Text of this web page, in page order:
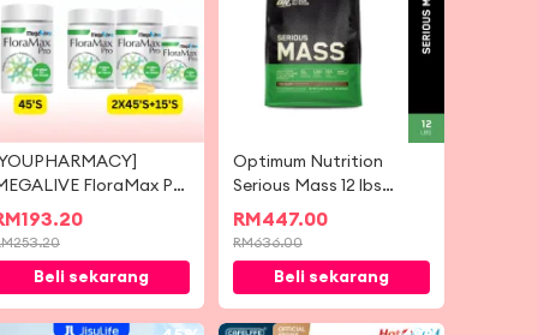
FloraMax Pro
/ 2X45'S/ 2x45's
15's
193.20
253.20
Beli sekarang
Optimum Nutrition
Serious Mass 12 lbs
Protein
RM 447.00
RM636.00
Beli sekarang